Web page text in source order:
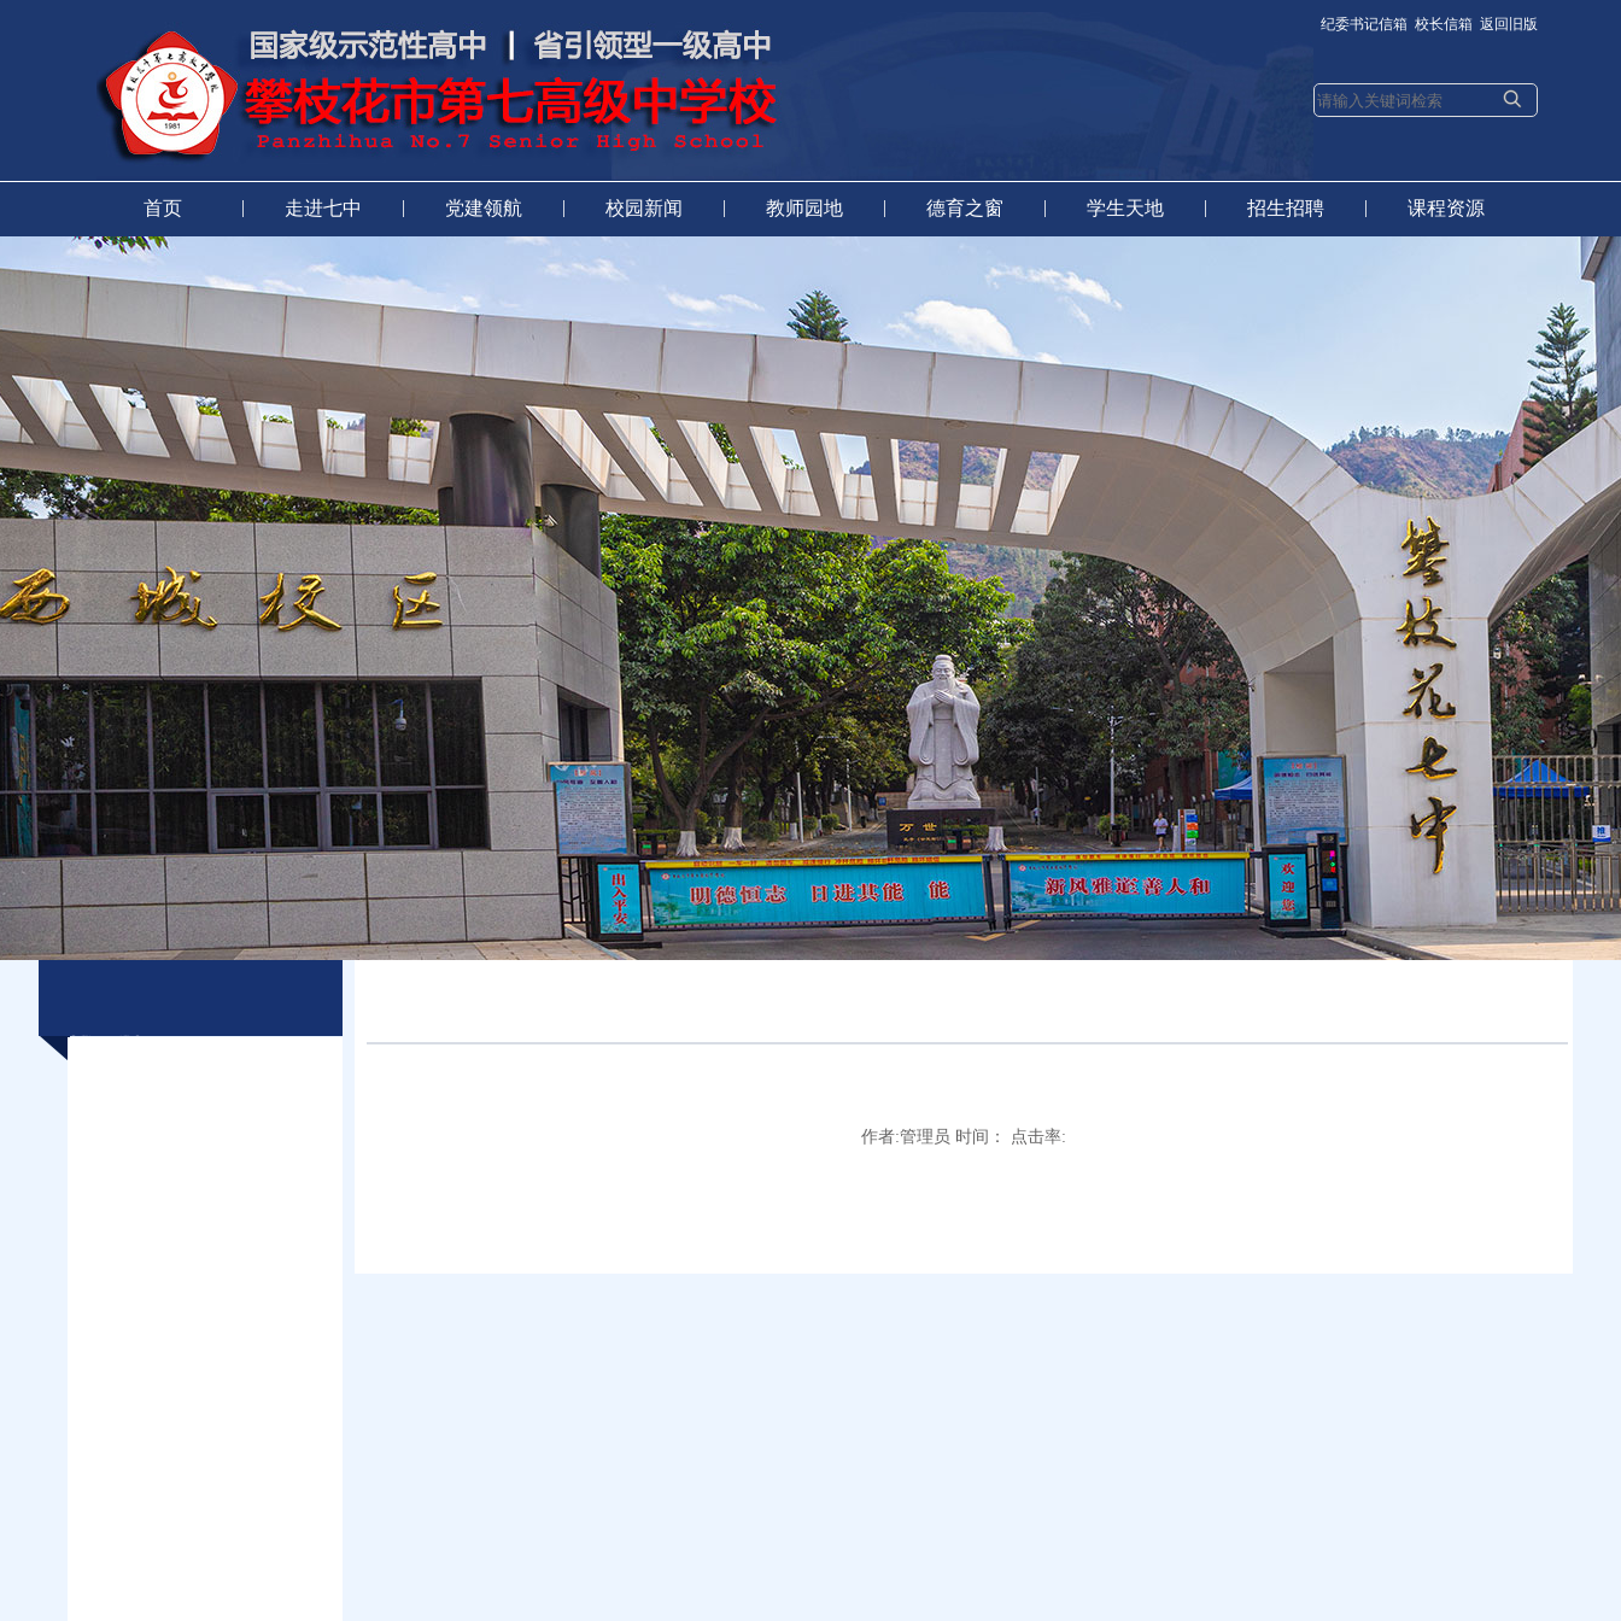
纪委书记信箱 校长信箱 返回旧版
首页 | 走进七中 | 党建领航 | 校园新闻 | 教师园地 | 德育之窗 | 学生天地 | 招生招聘 | 课程资源
作者:管理员 时间： 点击率: